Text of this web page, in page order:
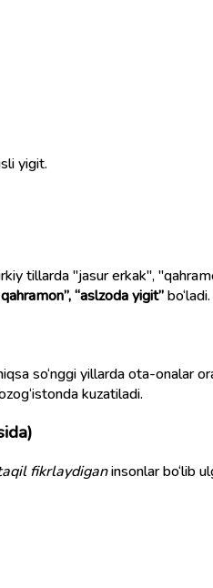
yigit.
tillarda "jasur erkak",
“aslzoda yigit”bo‘ladi.
so‘nggi yillarda ota-onalar
kuzatiladi.
fikrlaydiganinsonlar bo‘lib